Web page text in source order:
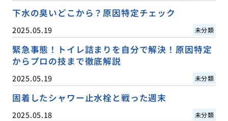
下水の臭いどこから？原因特定チェック
2025.05.19 未分類
緊急事態！トイレ詰まりを自分で解決！原因特定
からプロの技まで徹底解説
2025.05.19 未分類
固着したシャワー止水栓と戦った週末
2025.05.18 未分類